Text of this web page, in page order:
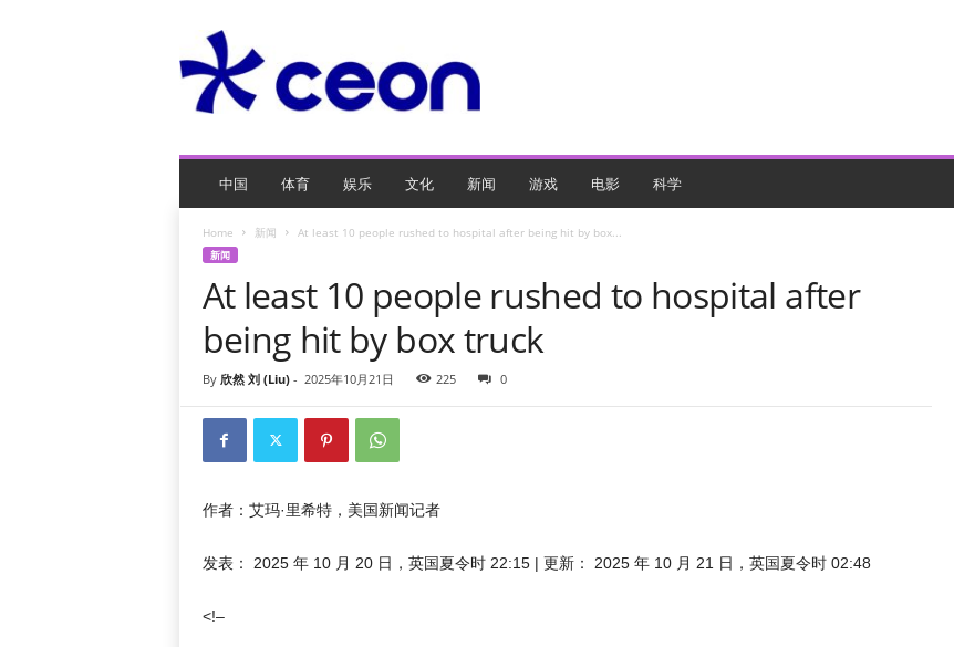
O
游
中国 体育 娱乐 文化 新闻 游戏 电影 科学
Home 新闻 At least 10 people rushed to hospital after being hit by box...
新闻
At least 10 people rushed to hospital after
being hit by box truck
By 欣然 刘 (Liu)- 2025年10月21日 225 0
作者：艾玛·里希特，美国新闻记者
发表： 2025 年 10 月 20 日，英国夏令时 22:15 | 更新： 2025 年 10 月 21 日，英国夏令时 02:48
<!–